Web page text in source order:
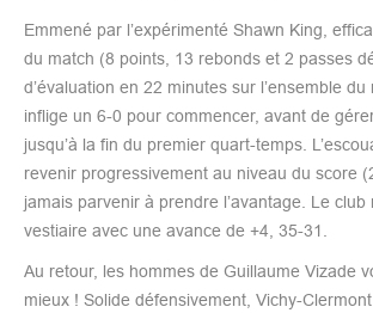
Emmené par l’expérimenté Shawn King,
du match (8 points, 13 rebonds et 2 passes
d’évaluation en 22 minutes sur l’ensemble
inflige un 6-0 pour commencer, avant de
jusqu’à la fin du premier quart-temps.
revenir progressivement au niveau du score
jamais parvenir à prendre l’avantage. Le
vestiaire avec une avance de +4, 35-31.
Au retour, les hommes de Guillaume Vizade
mieux ! Solide défensivement, Vichy-